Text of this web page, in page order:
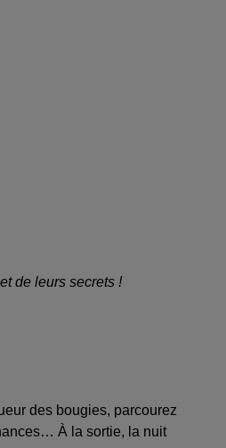
de leurs secrets !
des bougies, parcourez
À la sortie, la nuit